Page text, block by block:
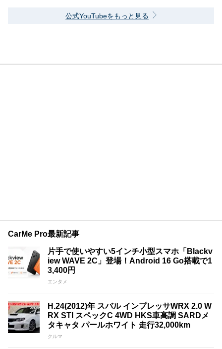
公式YouTubeをもっと見る
CarMe Pro最新記事
片手で使いやすい5インチ小型スマホ「Blackv
iew WAVE 2C」登場！Android 16 Go搭載で1
3,400円
エンタメ
H.24(2012)年 スバル インプレッサWRX 2.0 W
RX STI スペックC 4WD HKS車高調 SARDメ
タキャタ パールホワイト 走行32,000km
クルマ